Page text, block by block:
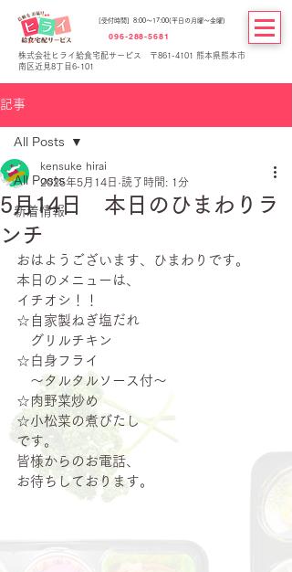
[受付時間] 8:00～17:00(平日の月曜～金曜)
096-288-5681
株式会社ヒライ給食宅配サービス 〒861-4101 熊本県熊本市
南区近見8丁目6-101
記事
All Posts
新着情報
All Posts
5月14日 本日のひまわりラ
ンチ
kensuke hirai
2025年5月14日 読了時間: 1分
おはようございます、ひまわりです。
本日のメニューは、
イチオシ！！
☆自家製ねぎ塩だれ
グリルチキン
☆白身フライ
～タルタルソース付～
☆肉野菜炒め
☆小松菜の煮びたし
です。
皆様からのお電話、
お待ちしております。